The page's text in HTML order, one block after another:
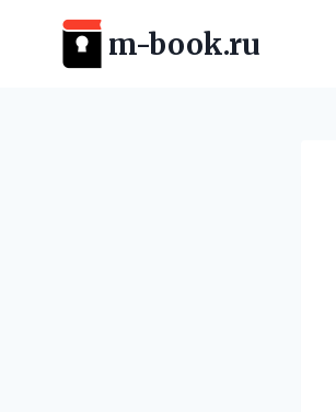
Перейти
содержимому
m-book.ru